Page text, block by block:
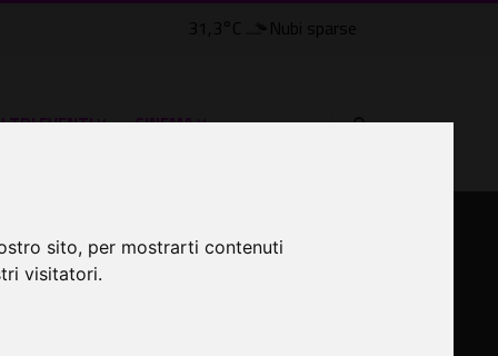
sito, per mostrarti contenuti
visitatori.
31,3°C Nubi sparse
EVENTI ˅ CINEMA ˅